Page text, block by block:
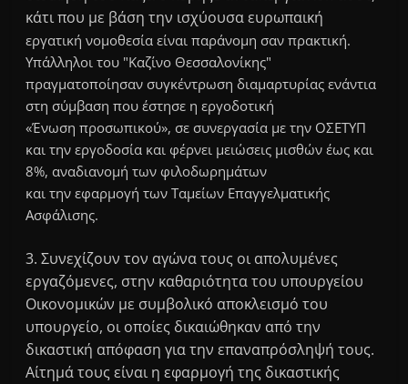
κάτι που με βάση την ισχύουσα ευρωπαική
εργατική νομοθεσία είναι παράνομη σαν πρακτική.
Υπάλληλοι του "Καζίνο Θεσσαλονίκης"
πραγματοποίησαν συγκέντρωση διαμαρτυρίας ενάντια
στη σύμβαση που έστησε η εργοδοτική
«Ένωση προσωπικού», σε συνεργασία με την ΟΣΕΤΥΠ
και την εργοδοσία και φέρνει μειώσεις μισθών έως και
8%, αναδιανομή των φιλοδωρημάτων
και την εφαρμογή των Ταμείων Επαγγελματικής
Ασφάλισης.
3. Συνεχίζουν τον αγώνα τους οι απολυμένες
εργαζόμενες, στην καθαριότητα του υπουργείου
Οικονομικών με συμβολικό αποκλεισμό του
υπουργείο, οι οποίες δικαιώθηκαν από την
δικαστική απόφαση για την επαναπρόσληψή τους.
Αίτημά τους είναι η εφαρμογή της δικαστικής